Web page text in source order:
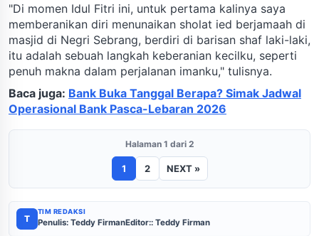
"Di momen Idul Fitri ini, untuk pertama kalinya saya
memberanikan diri menunaikan sholat ied berjamaah di
masjid di Negri Sebrang, berdiri di barisan shaf laki-laki,
itu adalah sebuah langkah keberanian kecilku, seperti
penuh makna dalam perjalanan imanku," tulisnya.
Baca juga: Bank Buka Tanggal Berapa? Simak Jadwal
Operasional Bank Pasca-Lebaran 2026
Halaman 1 dari 2
1 2 NEXT »
T
TIM REDAKSI
Penulis: Teddy FirmanEditor:: Teddy Firman